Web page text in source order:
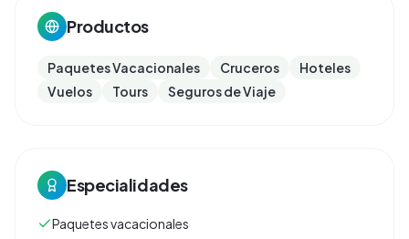
Productos
Paquetes Vacacionales Cruceros
Hoteles
Vuelos
Tours Seguros de Viaje
Especialidades
Paquetes vacacionales